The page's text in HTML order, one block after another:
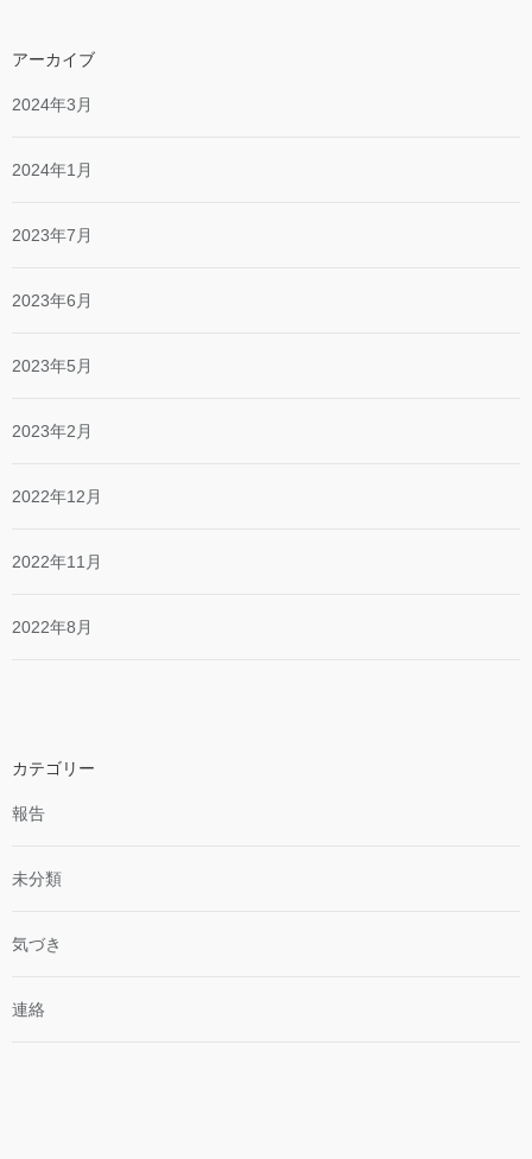
アーカイブ
2024年3月
2024年1月
2023年7月
2023年6月
2023年5月
2023年2月
2022年12月
2022年11月
2022年8月
カテゴリー
報告
未分類
気づき
連絡